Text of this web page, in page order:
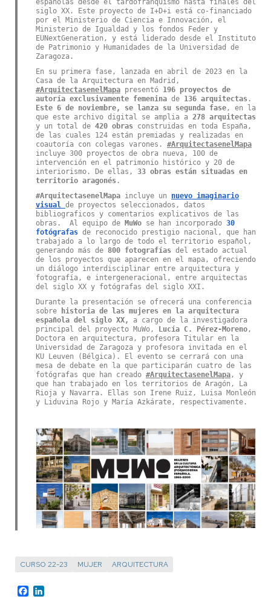
siglo XX. Este proyecto de I+D+i está co-financiado
por el Ministerio de Ciencia e Innovación, el
Ministerio de Igualdad y los fondos Feder y
EUNextGeneration, y está liderado desde el Instituto
de Patrimonio y Humanidades de la Universidad de
Zaragoza.
En su primera fase, lanzada en abril de 2023 en la
Casa de la Arquitectura en Madrid,
#ArquitectasenelMapa presentó 196 proyectos de
autoría exclusivamente femenina de 136 arquitectas .
Este 6 de noviembre, se lanza su segunda fase , en la
que este archivo digital se amplia a 278 arquitectas
y un total de 420 obras construidas en toda España,
de las cuales 124 están premiadas y realizadas en
coautoría con colegas varones. #ArquitectasenelMapa
incluye 300 proyectos de obra nueva, 100 de
intervención en el patrimonio histórico y 20 de
interiorismo. De ellas, 33 obras están situadas en
territorio aragonés .
#ArquitectasenelMapa incluye un nuevo imaginario
visual de proyectos seleccionados, datos
bibliograficos y comentarios explicativos de las
obras. Al equipo de MuWo se han incorporado 30
fotógrafas de reconocido prestigio nacional, que han
trabajado a lo largo de todo el territorio español,
generando más de 800 fotografías del estado actual
de los proyectos que aparecen en el mapa, ofreciendo
un diálogo interdisciplinar entre arquitectura y
fotografía, e intergeneracional, entre arquitectas
del siglo XX y fotógrafas del siglo XXI.
Durante la presentación se ofrecerá una conferencia
sobre
historia de las mujeres en la arquitectura
española del siglo XX, a cargo de la investigadora
principal del proyecto MuWo, Lucía C. Pérez-Moreno ,
Doctora en arquitectura, profesora Titular en la
Universidad de Zaragoza y profesora invitada en el
KU Leuven (Bélgica). El evento se cerrará con una
mesa de debate en la que participarán cuatro de las
fotógrafas que han creado #ArquitectasenelMapa , y
que han trabajado en los territorios de Aragón, La
Rioja y Navarra. Ellas son Irene Ruiz, Luisa Monleón
y Liduvina Rojo y María Azkárate, respectivamente.
CURSO 22-23 MUJER ARQUITECTURA
Facebook